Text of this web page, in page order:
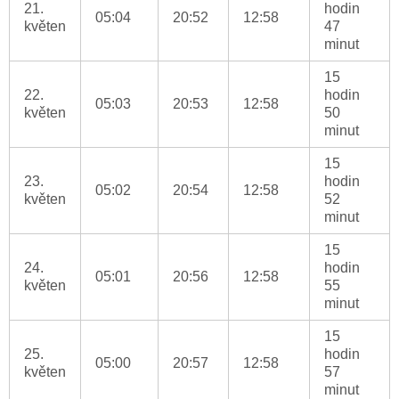
21.
květen
05:04 20:52 12:58
hodin
47
minut
22.
květen
05:03 20:53 12:58
15
hodin
50
minut
23.
květen
05:02 20:54 12:58
15
hodin
52
minut
24.
květen
05:01 20:56 12:58
15
hodin
55
minut
25.
květen
05:00 20:57 12:58
15
hodin
57
minut